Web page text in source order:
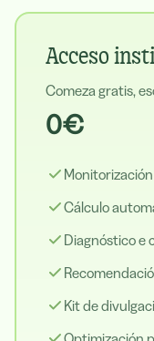
Acceso
Comeza gratis,
0€
Cálculo
Diagnóstico e
Kit de